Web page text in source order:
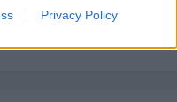
Privacy Policy